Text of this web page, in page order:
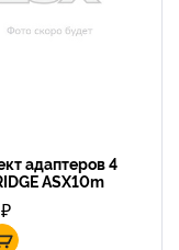
адаптеров 4
ASX10m
₽